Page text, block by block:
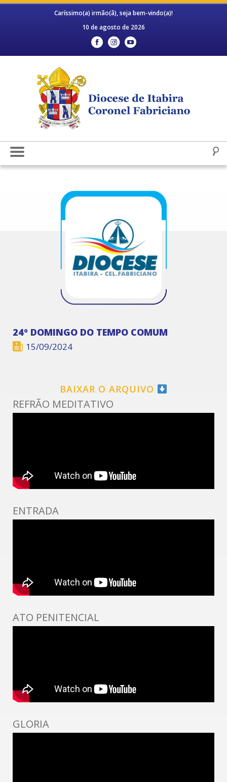
Caríssimo(a) irmão(ã), seja bem-vindo(a)!
10 de agosto de 2026
24º DOMINGO DO TEMPO COMUM
15/09/2024
BAIXAR O ARQUIVO
REFRÃO MEDITATIVO
ENTRADA
ATO PENITENCIAL
GLORIA